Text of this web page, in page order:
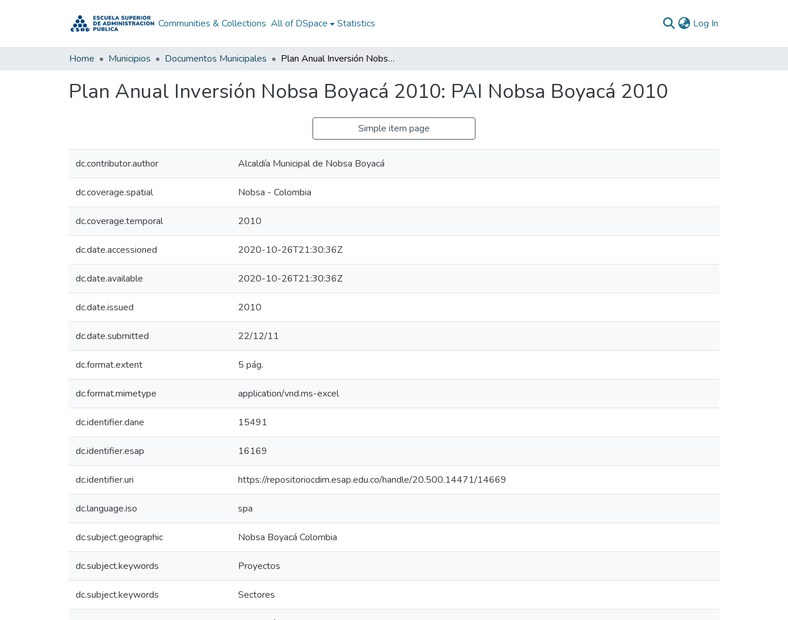
Communities & Collections All of DSpace Statistics Log In
Home Municipios Documentos Municipales Plan Anual Inversión Nobsa Boyacá 2010: PAI Nobsa Boyacá 2010
Plan Anual Inversión Nobsa Boyacá 2010: PAI Nobsa Boyacá 2010
Simple item page
dc.contributor.author Alcaldía Municipal de Nobsa Boyacá
dc.coverage.spatial Nobsa - Colombia
dc.coverage.temporal 2010
dc.date.accessioned 2020-10-26T21:30:36Z
dc.date.available 2020-10-26T21:30:36Z
dc.date.issued 2010
dc.date.submitted 22/12/11
dc.format.extent 5 pág.
dc.format.mimetype application/vnd.ms-excel
dc.identifier.dane 15491
dc.identifier.esap 16169
dc.identifier.uri https://repositoriocdim.esap.edu.co/handle/20.500.14471/14669
dc.language.iso spa
dc.subject.geographic Nobsa Boyacá Colombia
dc.subject.keywords Proyectos
dc.subject.keywords Sectores